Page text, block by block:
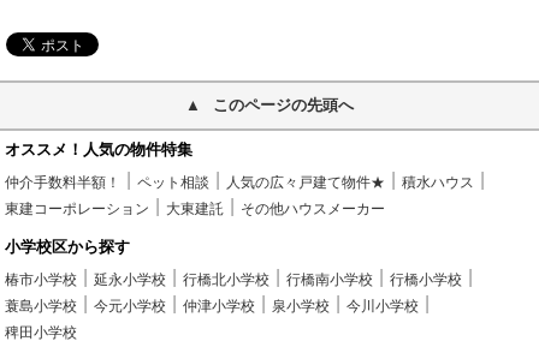
このページの先頭へ
オススメ！人気の物件特集
仲介手数料半額！ ペット相談 人気の広々戸建て物件★
積水ハウス
東建コーポレーション
大東建託 その他ハウスメーカー
小学校区から探す
椿市小学校 延永小学校 行橋北小学校 行橋南小学校
行橋小学校
蓑島小学校
今元小学校 仲津小学校 泉小学校
今川小学校
稗田小学校